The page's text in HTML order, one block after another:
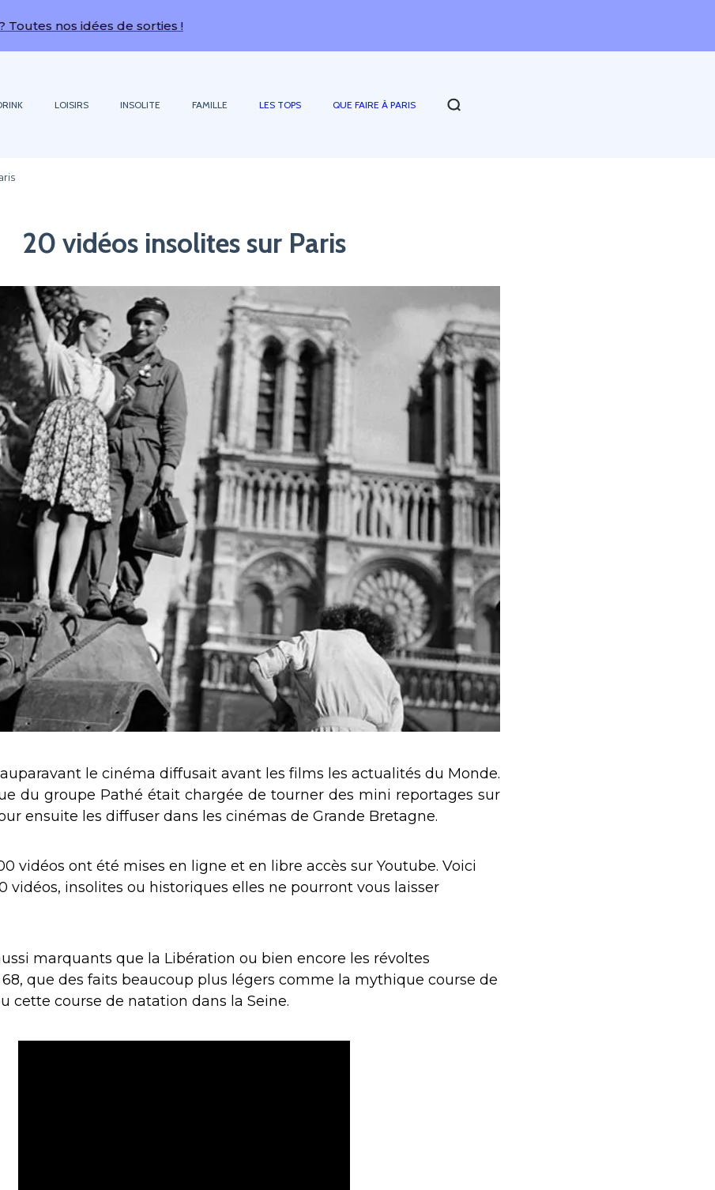
nos idées de sorties !
LOISIRS INSOLITE FAMILLE LES TOPS QUE FAIRE À PARIS
20 vidéos insolites sur Paris
le cinéma diffusait avant les films les actualités du Monde.
du groupe Pathé était chargée de tourner des mini reportages sur
ensuite les diffuser dans les cinémas de Grande Bretagne.
vidéos ont été mises en ligne et en libre accès sur Youtube. Voici
vidéos, insolites ou historiques elles ne pourront vous laisser
marquants que la Libération ou bien encore les révoltes
que des faits beaucoup plus légers comme la mythique course de
cette course de natation dans la Seine.